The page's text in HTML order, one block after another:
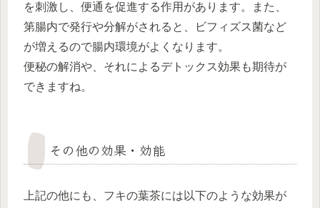
を刺激し、便通を促進する作用があります。また、
第腸内で発行や分解がされると、ビフィズス菌など
が増えるので腸内環境がよくなります。
便秘の解消や、それによるデトックス効果も期待が
できますね。
その他の効果・効能
上記の他にも、フキの葉茶には以下のような効果が